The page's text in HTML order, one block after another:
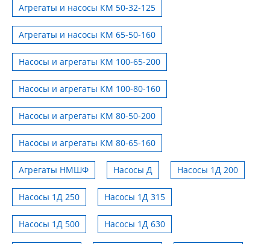
Агрегаты и насосы КМ 50-32-125
Агрегаты и насосы КМ 65-50-160
Насосы и агрегаты КМ 100-65-200
Насосы и агрегаты КМ 100-80-160
Насосы и агрегаты КМ 80-50-200
Насосы и агрегаты КМ 80-65-160
Агрегаты НМШФ Насосы Д Насосы 1Д 200
Насосы 1Д 250 Насосы 1Д 315
Насосы 1Д 500 Насосы 1Д 630